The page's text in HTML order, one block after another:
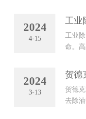
2024
4-15
工业
工业
命。
2024
3-13
贺德
贺德
去除